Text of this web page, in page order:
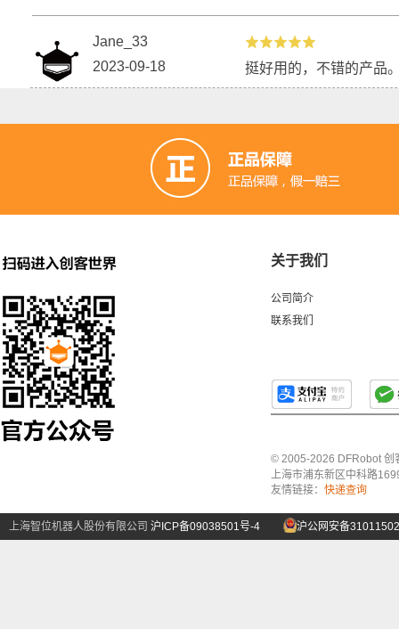
Jane_33
2023-09-18
挺好用的，不错的产品
关于我们
公司简介
联系我们
© 2005-2026 DFRobot 创
上海市浦东新区中科路
友情链接： 快递查询
上海智位机器人股份有限公司 沪ICP备09038501号-4 沪公网安备